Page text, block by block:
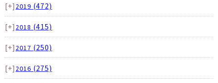
[+] 2019 (472)
[+] 2018 (415)
[+] 2017 (250)
[+] 2016 (275)